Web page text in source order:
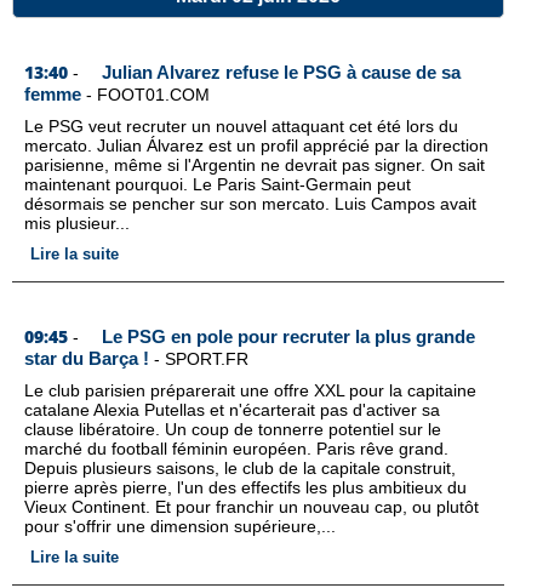
13:40 -
Julian Alvarez refuse le PSG à cause de sa
femme - FOOT01.COM
Le PSG veut recruter un nouvel attaquant cet été lors du
mercato. Julian Álvarez est un profil apprécié par la direction
parisienne, même si l'Argentin ne devrait pas signer. On sait
maintenant pourquoi. Le Paris Saint-Germain peut
désormais se pencher sur son mercato. Luis Campos avait
mis plusieur...
Lire la suite
09:45 -
Le PSG en pole pour recruter la plus grande
star du Barça ! - SPORT.FR
Le club parisien préparerait une offre XXL pour la capitaine
catalane Alexia Putellas et n'écarterait pas d'activer sa
clause libératoire. Un coup de tonnerre potentiel sur le
marché du football féminin européen. Paris rêve grand.
Depuis plusieurs saisons, le club de la capitale construit,
pierre après pierre, l'un des effectifs les plus ambitieux du
Vieux Continent. Et pour franchir un nouveau cap, ou plutôt
pour s'offrir une dimension supérieure,...
Lire la suite